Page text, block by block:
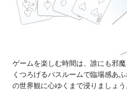
ゲームを楽しむ時間は、誰にも邪
くつろげるバスルームで臨場感あ
の世界観に心ゆくまで浸りましょう